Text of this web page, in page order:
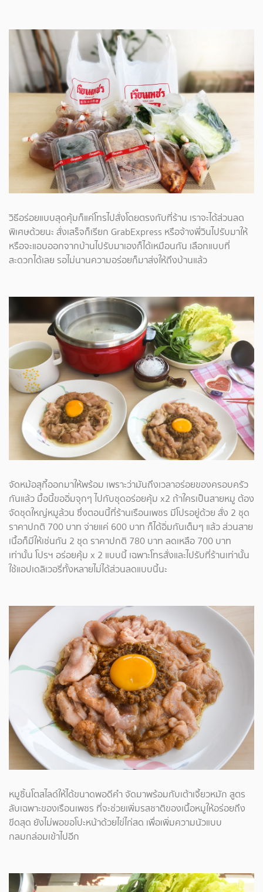
วิธีอร่อยแบบสุดคุ้มก็แค่โทรไปสั่งโดยตรงกับที่ร้าน เราจะได้ส่วนลด
พิเศษด้วยนะ สั่งเสร็จก็เรียก GrabExpress หรือจ้างพี่วินไปรับมาให้
หรือจะแอบออกจากบ้านไปรับมาเองก็ได้เหมือนกัน เลือกแบบที่
สะดวกได้เลย รอไม่นานความอร่อยก็มาส่งให้ถึงบ้านแล้ว
จัดหม้อสุกี้ออกมาให้พร้อม เพราะว่ามันถึงเวลาอร่อยของครอบครัว
กันแล้ว มื้อนี้ขออิ่มจุกๆ ไปกับชุดอร่อยคุ้ม x2 ถ้าใครเป็นสายหมู ต้อง
จัดชุดใหญ่หมูล้วน ซึ่งตอนนี้ที่ร้านเรือนเพชร มีโปรอยู่ด้วย สั่ง 2 ชุด
ราคาปกติ 700 บาท จ่ายแค่ 600 บาท ก็ได้อิ่มกันเต็มๆ แล้ว ส่วนสาย
เนื้อก็มีให้เช่นกัน 2 ชุด ราคาปกติ 780 บาท ลดเหลือ 700 บาท
เท่านั้น โปรฯ อร่อยคุ้ม x 2 แบบนี้ เฉพาะโทรสั่งและไปรับที่ร้านเท่านั้น
ใช้แอปเดลิเวอรี่ทั้งหลายไม่ได้ส่วนลดแบบนี้นะ
หมูชิ้นโตสไลด์ให้ได้ขนาดพอดีคำ จัดมาพร้อมกับเต้าเจี้ยวหมัก สูตร
ลับเฉพาะของเรือนเพชร ที่จะช่วยเพิ่มรสชาติของเนื้อหมูให้อร่อยถึง
ขีดสุด ยังไม่พอขอโปะหน้าด้วยไข่ไก่สด เพื่อเพิ่มความนัวแบบ
กลมกล่อมเข้าไปอีก